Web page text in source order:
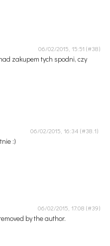
06/02/2015, 15:51
zakupem tych spodni, czy
06/02/2015, 16:34
:)
06/02/2015, 17:08
by the author.